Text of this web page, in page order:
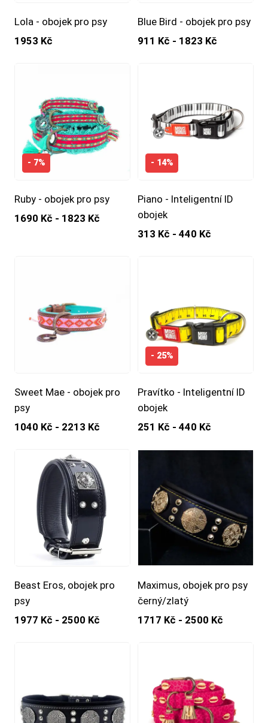
Lola - obojek pro psy
1953 Kč
Blue Bird - obojek pro psy
911 Kč - 1823 Kč
- 7%
Ruby - obojek pro psy
1690 Kč - 1823 Kč
- 14%
Piano - Inteligentní ID
obojek
313 Kč - 440 Kč
Sweet Mae - obojek pro
psy
1040 Kč - 2213 Kč
- 25%
Pravítko - Inteligentní ID
obojek
251 Kč - 440 Kč
Beast Eros, obojek pro
psy
1977 Kč - 2500 Kč
Maximus, obojek pro psy
černý/zlatý
1717 Kč - 2500 Kč